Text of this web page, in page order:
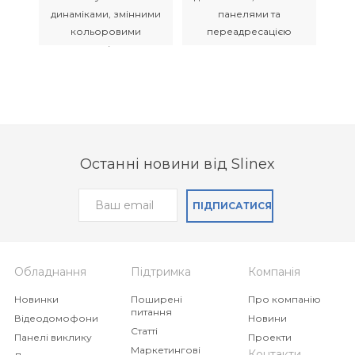
динаміками, змінними
кольоровими
панелями і великим
панелями та
переадресацією
Відеодомофон Slinex
SM-07N Cloud
переадресацією
Відеодомофон Slinex
SQ-07MTHD
виклику і камер з
Останні новини від Slinex
ПІДПИСАТИСЯ
Обладнання
Новинки
Відеодомофони
Панелі виклику
Підтримка
Поширені
питання
Статті
Маркетингові
Компанія
Про компанію
Новини
Проекти